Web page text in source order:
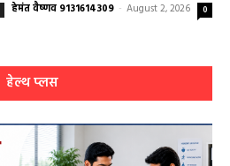
हेमंत वैष्णव 9131614309 - August 2, 2026 0
हेल्थ प्लस